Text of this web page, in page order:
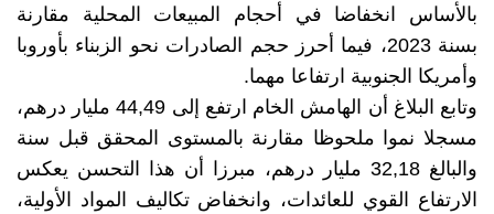
بالأساس انخفاضا في أحجام المبيعات المحلية مقارنة
بسنة 2023، فيما أحرز حجم الصادرات نحو الزبناء بأوروبا
وأمريكا الجنوبية ارتفاعا مهما.
وتابع البلاغ أن الهامش الخام ارتفع إلى 44,49 مليار درهم،
مسجلا نموا ملحوظا مقارنة بالمستوى المحقق قبل سنة
والبالغ 32,18 مليار درهم، مبرزا أن هذا التحسن يعكس
الارتفاع القوي للعائدات، وانخفاض تكاليف المواد الأولية،